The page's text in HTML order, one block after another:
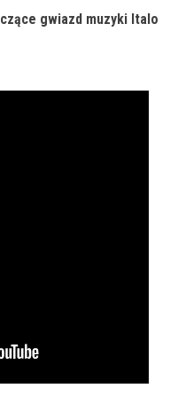
gwiazd muzyki Italo